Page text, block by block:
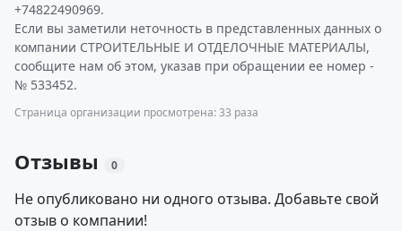
+74822490969.
Если вы заметили неточность в представленных данных о
компании СТРОИТЕЛЬНЫЕ И ОТДЕЛОЧНЫЕ МАТЕРИАЛЫ,
сообщите нам об этом, указав при обращении ее номер -
№ 533452.
Страница организации просмотрена: 33 раза
Отзывы 0
Не опубликовано ни одного отзыва. Добавьте свой
отзыв о компании!